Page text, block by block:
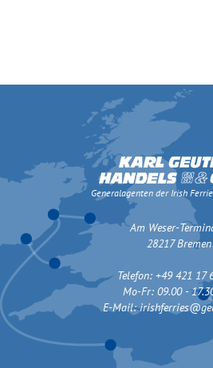
Generalagenten der Irish
Am Weser-
28217 Bremen
Telefon: +49 421 17
Mo-Fr: 09.00 -
E-Mail: